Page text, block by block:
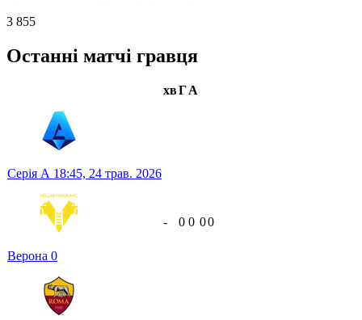
3 855
Останні матчі гравця
хвГА
Серія А 18:45, 24 трав. 2026
Верона 0
- 0 0 00